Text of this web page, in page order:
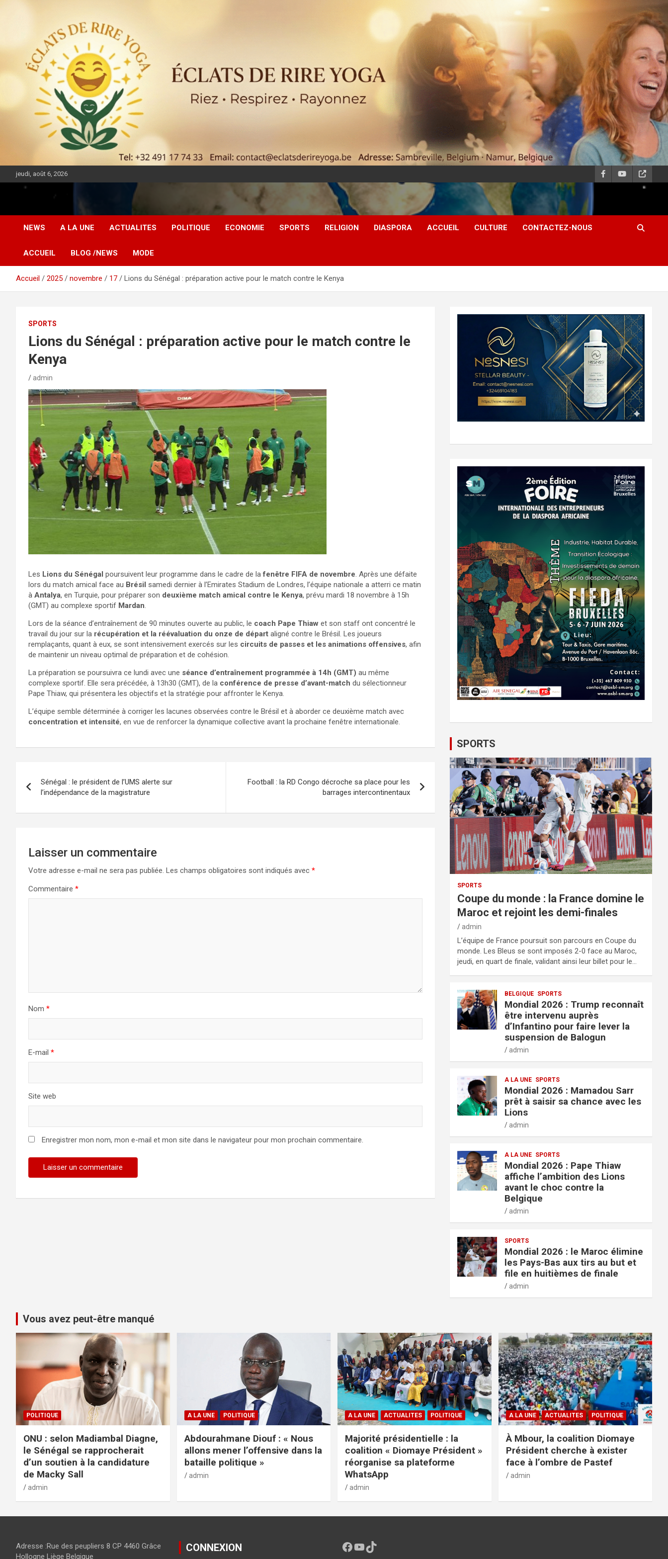
jeudi, août 6, 2026
DIASPORA PULSE
NEWS A LA UNE ACTUALITES POLITIQUE ECONOMIE SPORTS RELIGION DIASPORA ACCUEIL CULTURE CONTACTEZ-NOUS
ACCUEIL BLOG /NEWS MODE
Accueil 2025 novembre 17 Lions du Sénégal : préparation active pour le match contre le Kenya
SPORTS
Lions du Sénégal : préparation active pour le match contre le
Kenya
admin
Les Lions du Sénégal poursuivent leur programme dans le cadre de lafenêtre FIFA de novembre. Après une défaite
lors du match amical face au Brésil samedi dernier à l’Emirates Stadium de Londres, l’équipe nationale a atterri ce matin
à Antalya, en Turquie, pour préparer son deuxième match amical contre le Kenya, prévu mardi 18 novembre à 15h
(GMT) au complexe sportif Mardan.
Lors de la séance d’entraînement de 90 minutes ouverte au public, le coach Pape Thiaw et son staff ont concentré le
travail du jour sur la récupération et la réévaluation du onze de départ aligné contre le Brésil. Les joueurs
remplaçants, quant à eux, se sont intensivement exercés sur les circuits de passes et les animations offensives, afin
de maintenir un niveau optimal de préparation et de cohésion.
La préparation se poursuivra ce lundi avec une séance d’entraînement programmée à 14h (GMT) au même
complexe sportif. Elle sera précédée, à 13h30 (GMT), de la conférence de presse d’avant-match du sélectionneur
Pape Thiaw, qui présentera les objectifs et la stratégie pour affronter le Kenya.
L’équipe semble déterminée à corriger les lacunes observées contre le Brésil et à aborder ce deuxième match avec
concentration et intensité, en vue de renforcer la dynamique collective avant la prochaine fenêtre internationale.
Sénégal : le président de l’UMS alerte sur
l’indépendance de la magistrature
Football : la RD Congo décroche sa place pour les
barrages intercontinentaux
Laisser un commentaire
Votre adresse e-mail ne sera pas publiée. Les champs obligatoires sont indiqués avec *
Commentaire *
Nom *
E-mail *
Site web
Enregistrer mon nom, mon e-mail et mon site dans le navigateur pour mon prochain commentaire.
SPORTS
SPORTS
Coupe du monde : la France domine le
Maroc et rejoint les demi-finales
admin
L’équipe de France poursuit son parcours en Coupe du
monde. Les Bleus se sont imposés 2-0 face au Maroc,
jeudi, en quart de finale, validant ainsi leur billet pour le…
BELGIQUE SPORTS
Mondial 2026 : Trump reconnaît
être intervenu auprès
d’Infantino pour faire lever la
suspension de Balogun
admin
A LA UNE SPORTS
Mondial 2026 : Mamadou Sarr
prêt à saisir sa chance avec les
Lions
admin
A LA UNE SPORTS
Mondial 2026 : Pape Thiaw
affiche l’ambition des Lions
avant le choc contre la
Belgique
admin
SPORTS
Mondial 2026 : le Maroc élimine
les Pays-Bas aux tirs au but et
file en huitièmes de finale
admin
Vous avez peut-être manqué
POLITIQUE
ONU : selon Madiambal Diagne,
le Sénégal se rapprocherait
d’un soutien à la candidature
de Macky Sall
admin
A LA UNE POLITIQUE
Abdourahmane Diouf : « Nous
allons mener l’offensive dans la
bataille politique »
admin
A LA UNE ACTUALITES POLITIQUE
Majorité présidentielle : la
coalition « Diomaye Président »
réorganise sa plateforme
WhatsApp
admin
A LA UNE ACTUALITES POLITIQUE
À Mbour, la coalition Diomaye
Président cherche à exister
face à l’ombre de Pastef
admin
Adresse :Rue des peupliers 8 CP 4460 Grâce
Hollogne Liège Belgique
CONNEXION